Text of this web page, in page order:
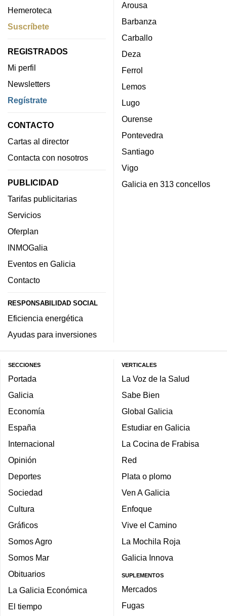
Hemeroteca
Suscríbete
REGISTRADOS
Mi perfil
Newsletters
Regístrate
CONTACTO
Cartas al director
Contacta con nosotros
PUBLICIDAD
Tarifas publicitarias
Servicios
Oferplan
INMOGalia
Eventos en Galicia
Contacto
RESPONSABILIDAD SOCIAL
Eficiencia energética
Ayudas para inversiones
Arousa
Barbanza
Carballo
Deza
Ferrol
Lemos
Lugo
Ourense
Pontevedra
Santiago
Vigo
Galicia en 313 concellos
SECCIONES
Portada
Galicia
Economía
España
Internacional
Opinión
Deportes
Sociedad
Cultura
Gráficos
Somos Agro
Somos Mar
Obituarios
La Galicia Económica
El tiempo
VERTICALES
La Voz de la Salud
Sabe Bien
Global Galicia
Estudiar en Galicia
La Cocina de Frabisa
Red
Plata o plomo
Ven A Galicia
Enfoque
Vive el Camino
La Mochila Roja
Galicia Innova
SUPLEMENTOS
Mercados
Fugas